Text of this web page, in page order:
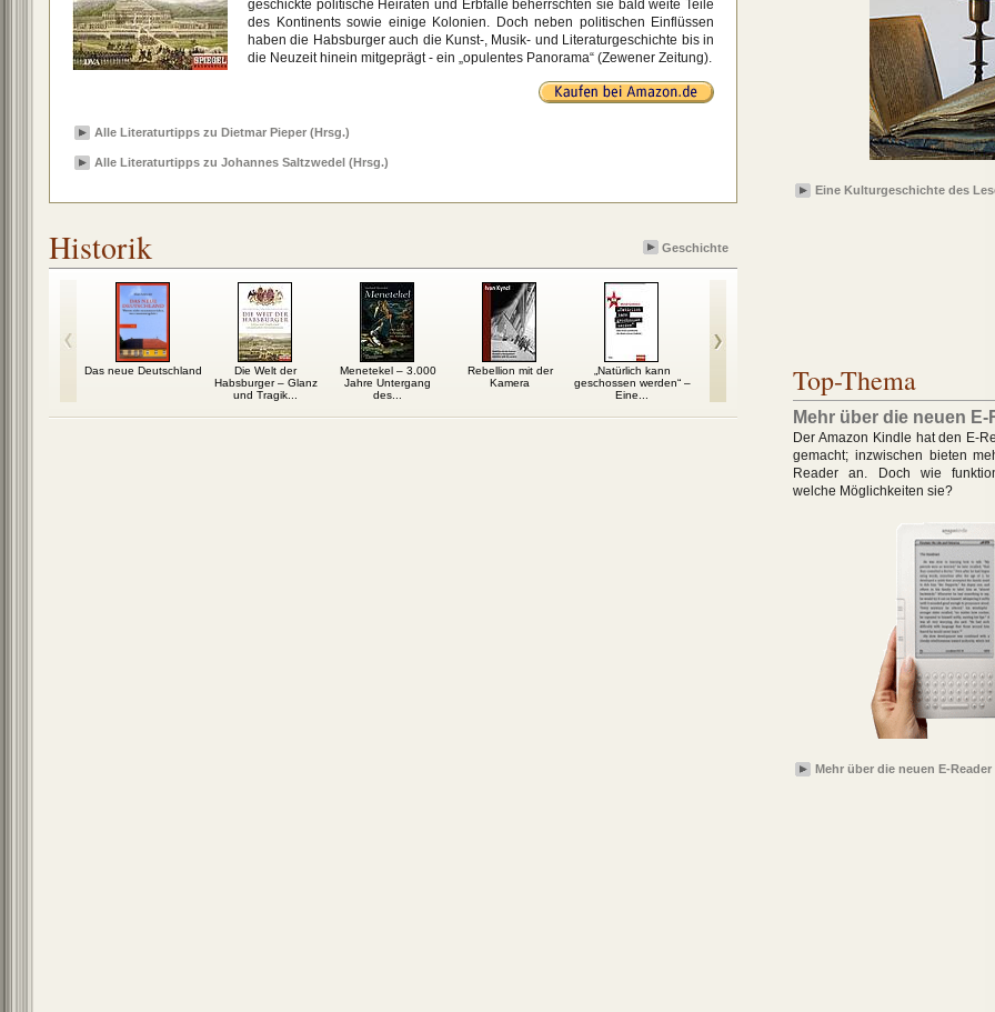
geschickte politische Heiraten und Erbfälle beherrschten sie bald weite Teile
des Kontinents sowie einige Kolonien. Doch neben politischen Einflüssen
haben die Habsburger auch die Kunst-, Musik- und Literaturgeschichte bis in
die Neuzeit hinein mitgeprägt - ein „opulentes Panorama“ (Zewener Zeitung).
Alle Literaturtipps zu Dietmar Pieper (Hrsg.)
Alle Literaturtipps zu Johannes Saltzwedel (Hrsg.)
Historik Geschichte
Das neue Deutschland
Die Welt der
Habsburger – Glanz
und Tragik...
Menetekel – 3.000
Jahre Untergang
des...
Rebellion mit der
Kamera
„Natürlich kann
geschossen werden“ –
Eine...
DDR-Führer Fragen an die DDR
Eine Kulturgeschichte des
Top-Thema
Mehr über die neuen E-
Der Amazon Kindle hat den E-
gemacht; inzwischen bieten
Reader an. Doch wie
welche Möglichkeiten sie?
Mehr über die neuen E-Reader